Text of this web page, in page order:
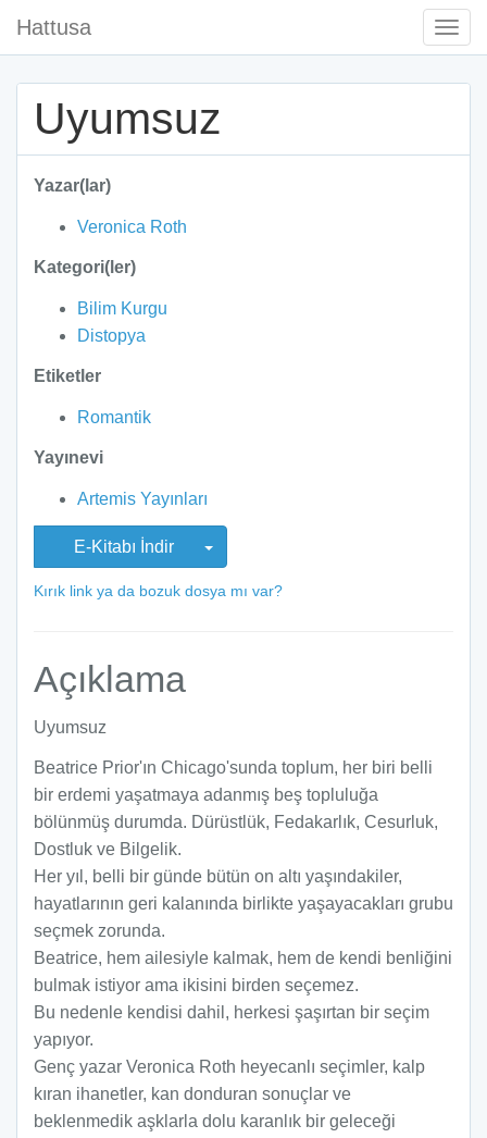
Hattusa
Uyumsuz
Yazar(lar)
Veronica Roth
Kategori(ler)
Bilim Kurgu
Distopya
Etiketler
Romantik
Yayınevi
Artemis Yayınları
E-Kitabı İndir
Kırık link ya da bozuk dosya mı var?
Açıklama
Uyumsuz
Beatrice Prior'ın Chicago'sunda toplum, her biri belli
bir erdemi yaşatmaya adanmış beş topluluğa
bölünmüş durumda. Dürüstlük, Fedakarlık, Cesurluk,
Dostluk ve Bilgelik.
Her yıl, belli bir günde bütün on altı yaşındakiler,
hayatlarının geri kalanında birlikte yaşayacakları grubu
seçmek zorunda.
Beatrice, hem ailesiyle kalmak, hem de kendi benliğini
bulmak istiyor ama ikisini birden seçemez.
Bu nedenle kendisi dahil, herkesi şaşırtan bir seçim
yapıyor.
Genç yazar Veronica Roth heyecanlı seçimler, kalp
kıran ihanetler, kan donduran sonuçlar ve
beklenmedik aşklarla dolu karanlık bir geleceği